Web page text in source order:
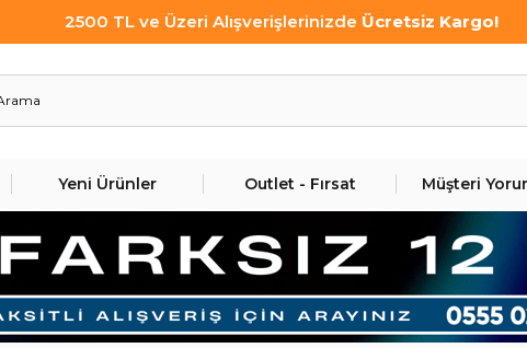
Alternatör ve Marş Motorlarında Çok Özel Fiyatlar!
Yeni Ürünler Outlet - Fırsat Müşteri